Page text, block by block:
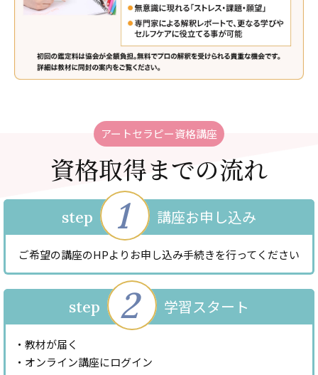
アートセラピー資格講座
資格取得までの流れ
step 1 講座お申し込み
ご希望の講座のHPよりお申し込み手続きを行ってください
step 2 学習スタート
・教材が届く
・オンライン講座にログイン